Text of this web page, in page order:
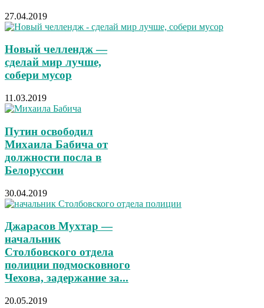
27.04.2019
Новый челлендж —
сделай мир лучше,
собери мусор
11.03.2019
Путин освободил
Михаила Бабича от
должности посла в
Белоруссии
30.04.2019
Джарасов Мухтар —
начальник
Столбовского отдела
полиции подмосковного
Чехова, задержание за...
20.05.2019